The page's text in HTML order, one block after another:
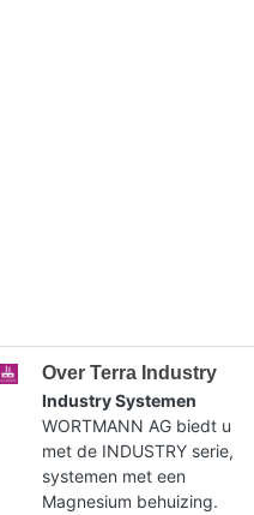
Over Terra Industry
Industry Systemen
WORTMANN AG biedt u
met de INDUSTRY serie,
systemen met een
Magnesium behuizing.